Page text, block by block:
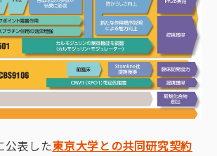
公表した東京大学との共同研究契約